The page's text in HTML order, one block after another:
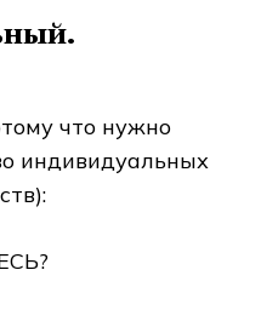
что нужно
индивидуальных